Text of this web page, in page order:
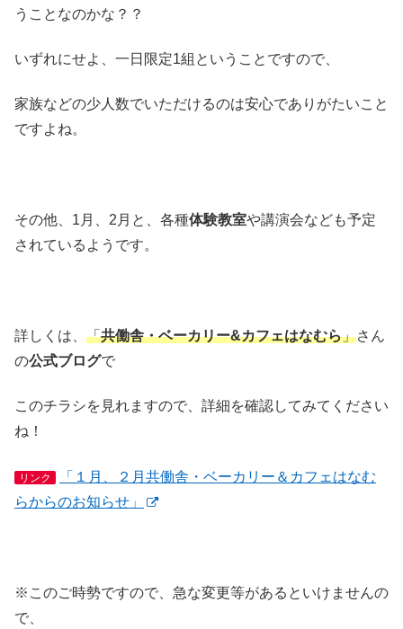
うことなのかな？？
いずれにせよ、一日限定1組ということですので、
家族などの少人数でいただけるのは安心でありがたいこと
ですよね。
その他、1月、2月と、各種体験教室や講演会なども予定
されているようです。
詳しくは、 「共働舎・ベーカリー&カフェはなむら」さん
の公式ブログで
このチラシを見れますので、詳細を確認してみてください
ね！
リンク
「１月、２月共働舎・ベーカリー＆カフェはなむ
らからのお知らせ」
※このご時勢ですので、急な変更等があるといけませんの
で、